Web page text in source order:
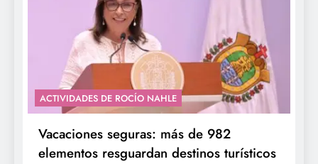
ACTIVIDADES DE ROCÍO NAHLE
Vacaciones seguras: más de 982
elementos resguardan destinos turísticos